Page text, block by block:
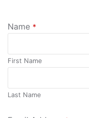
Name *
First Name
Last Name